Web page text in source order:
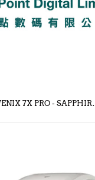
GARMIN FENIX